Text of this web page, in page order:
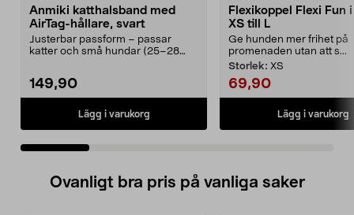
Anmiki katthalsband med
AirTag-hållare, svart
Justerbar passform – passar
katter och små hundar (25–28
149,90
Lägg i varukorg
Flexikoppel Flexi Fun
XS till L
Ge hunden mer frihet på
promenaden utan att s...
Storlek: XS
69,90
Lägg i varukorg
Ovanligt bra pris på vanliga saker